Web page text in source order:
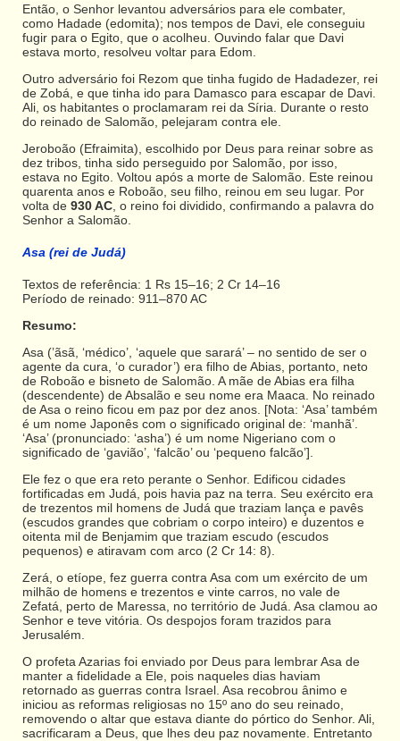
Então, o Senhor levantou adversários para ele combater,
como Hadade (edomita); nos tempos de Davi, ele conseguiu
fugir para o Egito, que o acolheu. Ouvindo falar que Davi
estava morto, resolveu voltar para Edom.
Outro adversário foi Rezom que tinha fugido de Hadadezer, rei
de Zobá, e que tinha ido para Damasco para escapar de Davi.
Ali, os habitantes o proclamaram rei da Síria. Durante o resto
do reinado de Salomão, pelejaram contra ele.
Jeroboão (Efraimita), escolhido por Deus para reinar sobre as
dez tribos, tinha sido perseguido por Salomão, por isso,
estava no Egito. Voltou após a morte de Salomão. Este reinou
quarenta anos e Roboão, seu filho, reinou em seu lugar. Por
volta de 930 AC , o reino foi dividido, confirmando a palavra do
Senhor a Salomão.
Asa (rei de Judá)
Textos de referência: 1 Rs 15–16; 2 Cr 14–16
Período de reinado: 911–870 AC
Resumo:
Asa (’ãsã, ‘médico’, ‘aquele que sarará’ – no sentido de ser o
agente da cura, ‘o curador’) era filho de Abias, portanto, neto
de Roboão e bisneto de Salomão. A mãe de Abias era filha
(descendente) de Absalão e seu nome era Maaca. No reinado
de Asa o reino ficou em paz por dez anos. [Nota: ‘Asa’ também
é um nome Japonês com o significado original de: ‘manhã’.
‘Asa’ (pronunciado: ‘asha’) é um nome Nigeriano com o
significado de ‘gavião’, ‘falcão’ ou ‘pequeno falcão’].
Ele fez o que era reto perante o Senhor. Edificou cidades
fortificadas em Judá, pois havia paz na terra. Seu exército era
de trezentos mil homens de Judá que traziam lança e pavês
(escudos grandes que cobriam o corpo inteiro) e duzentos e
oitenta mil de Benjamim que traziam escudo (escudos
pequenos) e atiravam com arco (2 Cr 14: 8).
Zerá, o etíope, fez guerra contra Asa com um exército de um
milhão de homens e trezentos e vinte carros, no vale de
Zefatá, perto de Maressa, no território de Judá. Asa clamou ao
Senhor e teve vitória. Os despojos foram trazidos para
Jerusalém.
O profeta Azarias foi enviado por Deus para lembrar Asa de
manter a fidelidade a Ele, pois naqueles dias haviam
retornado as guerras contra Israel. Asa recobrou ânimo e
iniciou as reformas religiosas no 15º ano do seu reinado,
removendo o altar que estava diante do pórtico do Senhor. Ali,
sacrificaram a Deus, que lhes deu paz novamente. Entretanto